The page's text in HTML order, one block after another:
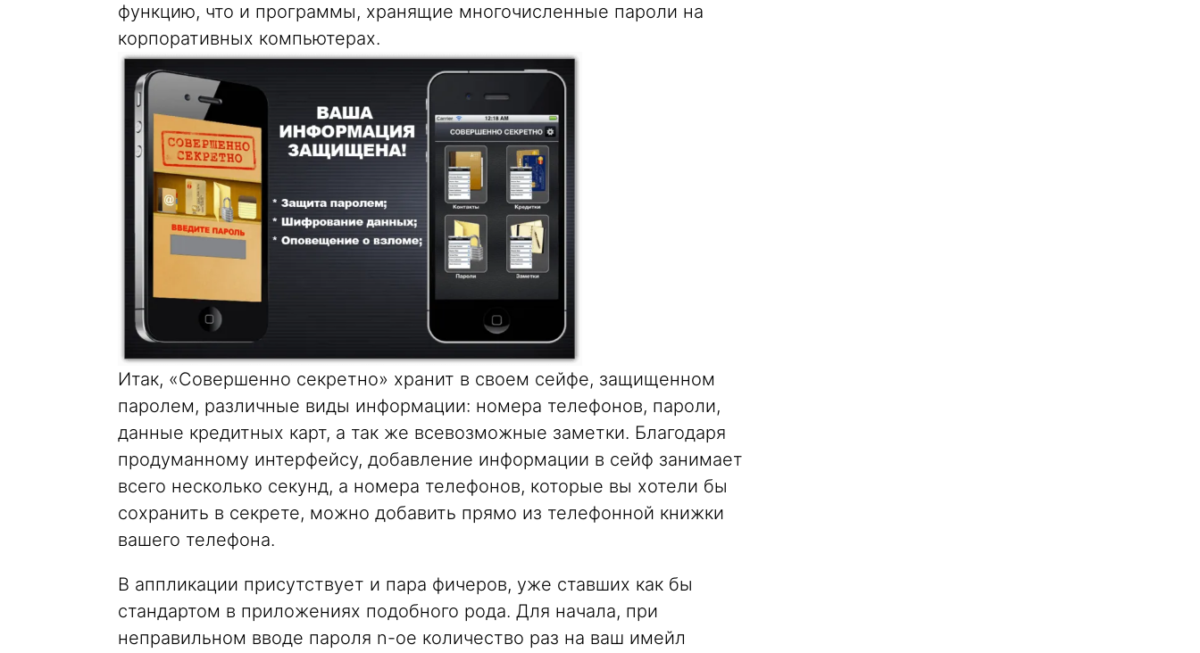
функцию, что и программы, хранящие многочисленные пароли на
корпоративных компьютерах.
Итак, «Совершенно секретно» хранит в своем сейфе, защищенном
паролем, различные виды информации: номера телефонов, пароли,
данные кредитных карт, а так же всевозможные заметки. Благодаря
продуманному интерфейсу, добавление информации в сейф занимает
всего несколько секунд, а номера телефонов, которые вы хотели бы
сохранить в секрете, можно добавить прямо из телефонной книжки
вашего телефона.
В аппликации присутствует и пара фичеров, уже ставших как бы
стандартом в приложениях подобного рода. Для начала, при
неправильном вводе пароля n-ое количество раз на ваш имейл